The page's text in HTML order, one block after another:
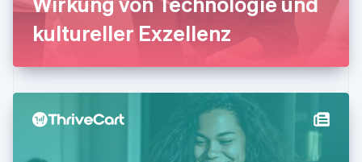
kultureller Exzellenz
Irland
English
Japan
日本語English
Kanada
English Français